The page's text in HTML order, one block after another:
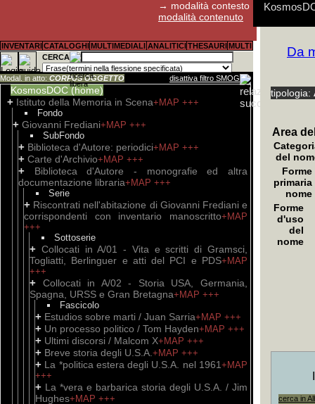
→ modalità contesto
modalità contenuto
INVENTARI CATALOGHI MULTIMEDIALI ANALITICI THESAURI MULTI
CERCA
Modal. in atto: CORPUS OGGETTO disattiva filtro SMOG
KosmosDOC (home)
+ Istituto della Memoria in Scena+MAP +++
Fondo
+ Giovanni Frediani+MAP +++
SubFondo
+ Biblioteca d'Autore: periodici+MAP +++
+ Carte d'Archivio+MAP +++
+
Biblioteca d'Autore - monografie ed altra
documentazione libraria+MAP +++
Serie
+ Riscontrati nell'abitazione di Giovanni Frediani e
corrispondenti con inventario manoscritto+MAP
+++
Sottoserie
+ Collocati in A/01 - Vita e scritti di Gramsci,
Togliatti, Berlinguer e atti del PCI e PDS+MAP
+++
+ Collocati in A/02 - Storia USA, Germania,
Spagna, URSS e Gran Bretagna+MAP +++
Fascicolo
+ Estudios sobre marti / Juan Sarria+MAP +++
+ Un processo politico / Tom Hayden+MAP +++
+ Ultimi discorsi / Malcom X+MAP +++
+ Breve storia degli U.S.A. +MAP +++
+ La *politica estera degli U.S.A. nel 1961+MAP
+++
+ La *vera e barbarica storia degli U.S.A. / Jim
Hughes+MAP +++
scrivendo
pref. P.
(Google
https://
Da
tipologia:
Area
del
Forme
primaria
nome
Forme
d'uso
del
nome
cerca in